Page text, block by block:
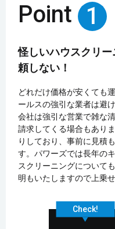
Point 1
怪しいハウスクリ
頼しない！
どれだけ価格が安くても
ールスの強引な業者は避
会社は強引な営業で雑な
請求してくる場合もあり
りしており、事前に見積
す。パワーズでは長年の
スクリーニングについて
明もいたしますので上乗
Check!